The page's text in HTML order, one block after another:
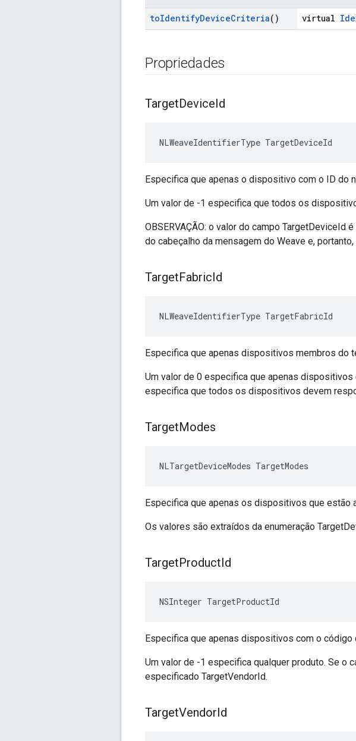
toIdentifyDeviceCriteria() virtual
Propriedades
TargetDeviceId
NLWeaveIdentifierType TargetDeviceId
Especifica que apenas o dispositivo com o ID do
Um valor de -1 especifica que todos os
OBSERVAÇÃO: o valor do campo
do cabeçalho da mensagem do Weave e,
TargetFabricId
NLWeaveIdentifierType TargetFabricId
Especifica que apenas dispositivos membros do
Um valor de 0 especifica que apenas
especifica que todos os dispositivos devem
TargetModes
NLTargetDeviceModes TargetModes
Especifica que apenas os dispositivos que
Os valores são extraídos da enumeração
TargetProductId
NSInteger TargetProductId
Especifica que apenas dispositivos com o
Um valor de -1 especifica qualquer produto. Se o
especificado TargetVendorId.
TargetVendorId